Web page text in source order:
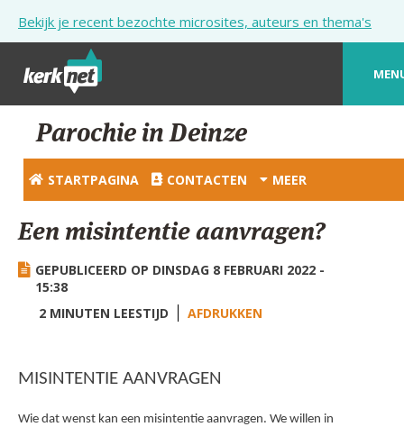
Bekijk je recent bezochte microsites, auteurs en thema's
STARTPAGINA
KERK
VIERINGEN
SHOP
ZOEKEN
HULP
MIJN PAROCHIE
AANMELDEN OF REGISTREREN
Parochie in Deinze
STARTPAGINA CONTACTEN MEER
Een misintentie aanvragen?
GEPUBLICEERD OP DINSDAG 8 FEBRUARI 2022 -
15:38
2 MINUTEN LEESTIJD
AFDRUKKEN
MISINTENTIE AANVRAGEN
Wie dat wenst kan een misintentie aanvragen. We willen in